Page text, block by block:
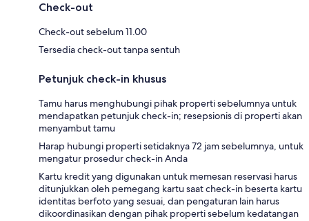
Check-out
Check-out sebelum 11.00
Tersedia check-out tanpa sentuh
Petunjuk check-in khusus
Tamu harus menghubungi pihak properti sebelumnya untuk
mendapatkan petunjuk check-in; resepsionis di properti akan
menyambut tamu
Harap hubungi properti setidaknya 72 jam sebelumnya, untuk
mengatur prosedur check-in Anda
Kartu kredit yang digunakan untuk memesan reservasi harus
ditunjukkan oleh pemegang kartu saat check-in beserta kartu
identitas berfoto yang sesuai, dan pengaturan lain harus
dikoordinasikan dengan pihak properti sebelum kedatangan